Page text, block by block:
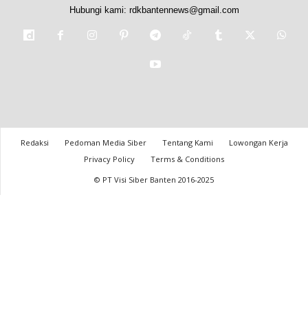
Hubungi kami: rdkbantennews@gmail.com
Redaksi Pedoman Media Siber Tentang Kami
Lowongan Kerja
Privacy Policy
Terms & Conditions
© PT Visi Siber Banten 2016-2025